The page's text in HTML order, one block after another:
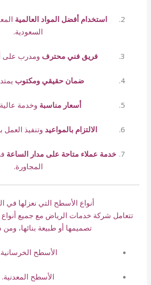
استخدام أفضل المواد العالمية
السعودية.
فريق فني محترف ومدرب على
ضمان حقيقي ومكتوب
أسعار مناسبة وخدمة
الالتزام بالمواعيد وتنفيذ
خدمة عملاء متاحة على مدار الساعة
المجاورة.
أنواع الأسطح التي نعزلها في
تتعامل شركة خدمات الرياض مع جميع
تصميمها أو طبيعة بنائها،
الأسطح
الأسطح المعدنية.